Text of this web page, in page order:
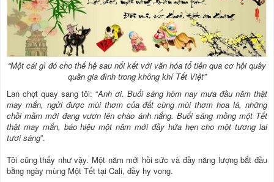
“Một cái gì đó cho thế hệ sau nối kết với văn hóa tổ tiên qua cơ hội quây
quần gia đình trong không khí Tết Việt”
Lan chợt quay sang tôi: “Anh ơi. Buổi sáng hôm nay mưa đầu năm thật
may mắn, ngửi được mùi thơm của đất cùng mùi thơm hoa lá, những
chồi mầm mới đang vươn lên chào ánh nắng. Buổi sáng mồng một Tết
thật may mắn, báo hiệu một năm mới đầy hứa hẹn cho một tương lai
tươi sáng”.
Tôi cũng thấy như vậy. Một năm mới hồi sức và đầy năng lượng bắt đầu
bằng ngày mùng Một Tết tại Cali, đầy hy vọng.